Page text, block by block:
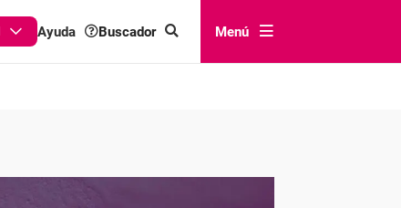
Ayuda Buscador Menú